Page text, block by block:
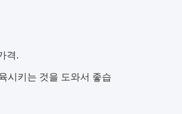
격.
시키는 것을 도와서 좋습